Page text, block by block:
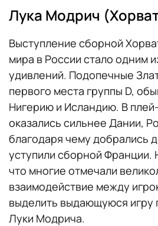
Лука Модрич
Выступление сборной
мира в России стало одним
удивлений. Подопечные
первого места группы D,
Нигерию и Исландию. В
оказались сильнее Дании,
благодаря чему добрались
уступили сборной Франции.
что многие отмечали
взаимодействие между
выделить выдающуюся игру
Луки Модрича.